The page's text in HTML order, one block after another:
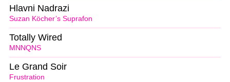
Suzan Köcher’s Suprafon
Hlavni Nadrazi
MNNQNS
Totally Wired
Frustration
Le Grand Soir